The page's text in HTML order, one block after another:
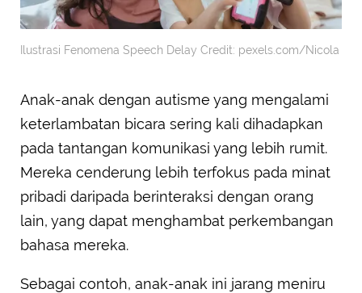
Ilustrasi Fenomena Speech Delay Credit: pexels.com/Nicola
Anak-anak dengan autisme yang mengalami
keterlambatan bicara sering kali dihadapkan
pada tantangan komunikasi yang lebih rumit.
Mereka cenderung lebih terfokus pada minat
pribadi daripada berinteraksi dengan orang
lain, yang dapat menghambat perkembangan
bahasa mereka.
Sebagai contoh, anak-anak ini jarang meniru